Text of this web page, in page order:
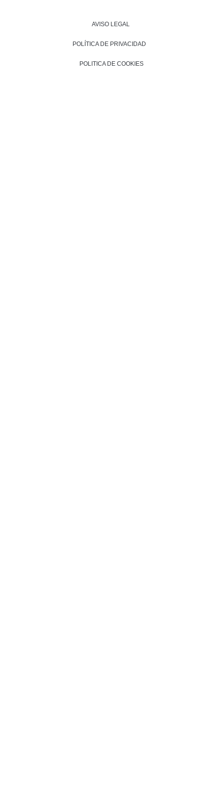
AVISO LEGAL
POLÍTICA DE PRIVACIDAD
POLITICA DE COOKIES